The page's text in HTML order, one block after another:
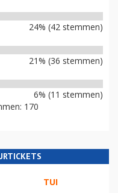
24% (42 stemmen)
21% (36 stemmen)
6% (11 stemmen)
170
TUI